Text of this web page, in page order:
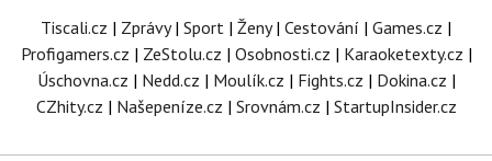
Tiscali.cz | Zprávy| Sport | Ženy| Cestování | Games.cz |
Profigamers.cz | ZeStolu.cz | Osobnosti.cz | Karaoketexty.cz |
Úschovna.cz | Nedd.cz | Moulík.cz | Fights.cz | Dokina.cz |
CZhity.cz | Našepeníze.cz | Srovnám.cz | StartupInsider.cz